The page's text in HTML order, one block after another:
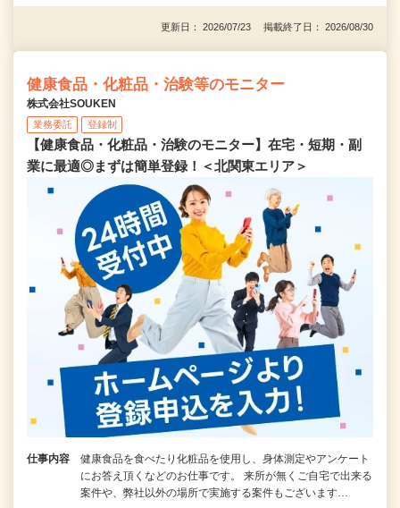
更新日： 2026/07/23 掲載終了日： 2026/08/30
健康食品・化粧品・治験等のモニター
株式会社SOUKEN
業務委託 登録制
【健康食品・化粧品・治験のモニター】在宅・短期・副
業に最適◎まずは簡単登録！＜北関東エリア＞
仕事内容
健康食品を食べたり化粧品を使用し、身体測定やアンケート
にお答え頂くなどのお仕事です。 来所が無くご自宅で出来る
案件や、弊社以外の場所で実施する案件もございます…